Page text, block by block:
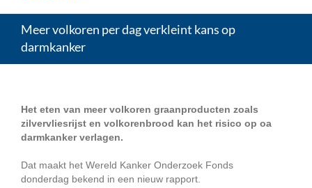
Meer volkoren per dag verkleint kans op
darmkanker
Het eten van meer volkoren graanproducten zoals
zilvervliesrijst en volkorenbrood kan het risico op oa
darmkanker verlagen.
Dat maakt het Wereld Kanker Onderzoek Fonds
donderdag bekend in een nieuw rapport.